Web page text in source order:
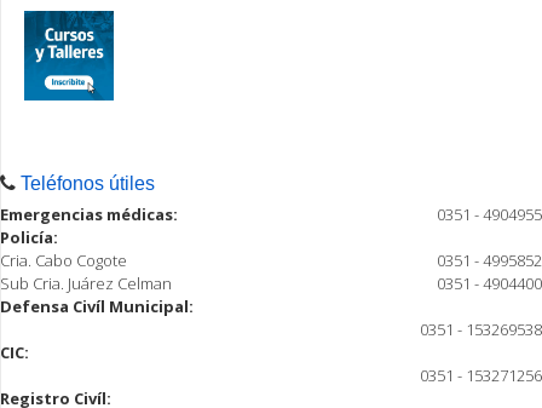
Teléfonos útiles
Emergencias médicas:
0351 - 4904955
Policía:
Cria. Cabo Cogote
0351 - 4995852
Sub Cria. Juárez Celman
0351 - 4904400
Defensa Civíl Municipal:
0351 - 153269538
CIC:
0351 - 153271256
Registro Civíl: